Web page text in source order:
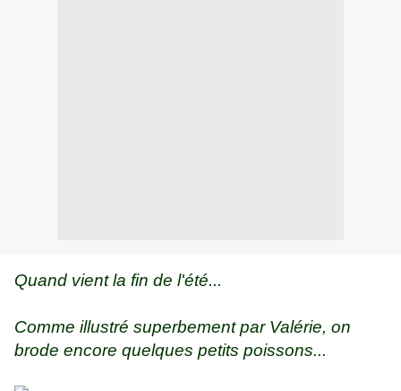
Quand vient la fin de l'été...
Comme illustré superbement par Valérie, on
brode encore quelques petits poissons...